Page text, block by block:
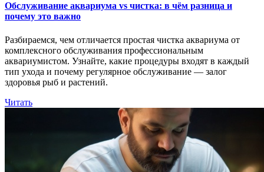
Обслуживание аквариума vs чистка: в чём разница и
почему это важно
Разбираемся, чем отличается простая чистка аквариума от
комплексного обслуживания профессиональным
аквариумистом. Узнайте, какие процедуры входят в каждый
тип ухода и почему регулярное обслуживание — залог
здоровья рыб и растений.
Читать